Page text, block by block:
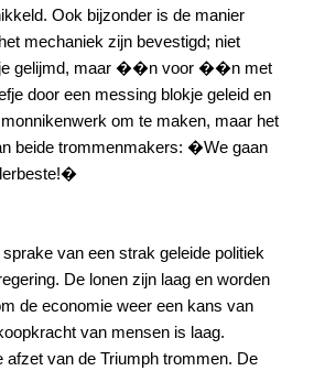
Ook bijzonder is de manier
mechaniek zijn bevestigd; niet
gelijmd, maar ��n voor ��n met
door een messing blokje geleid en
om te maken, maar het
beide trommenmakers: �We gaan
van een strak geleide politiek
De lonen zijn laag en worden
de economie weer een kans van
van mensen is laag.
afzet van de Triumph trommen. De